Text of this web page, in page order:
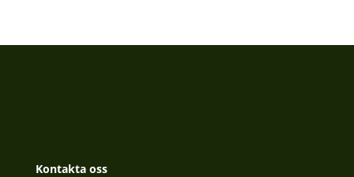
Kontakta oss